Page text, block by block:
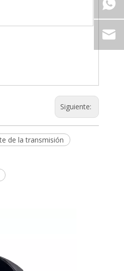
Siguiente:
de la transmisión